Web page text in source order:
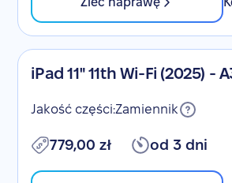
iPad 11" 11th Wi-Fi (2025) -
Jakość części:Zamiennik
779,00 zł od 3 dni